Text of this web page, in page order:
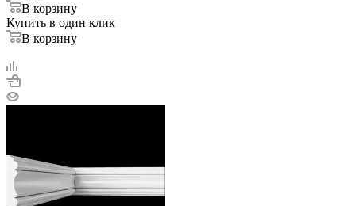
В корзину
Купить в один клик
В корзину